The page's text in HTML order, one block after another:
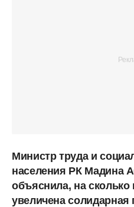
Министр труда и
населения РК Мадина
объяснила, на сколько
увеличена солидарная